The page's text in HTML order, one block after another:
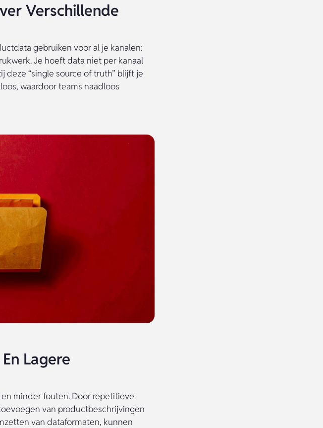
Verschillende
gebruiken voor al je kanalen:
Je hoeft data niet per kanaal
deze “single source of truth” blijft je
waardoor teams naadloos
Lagere
minder fouten. Door repetitieve
van productbeschrijvingen
van dataformaten, kunnen